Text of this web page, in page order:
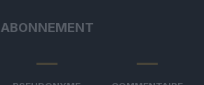
ABONNEMENT